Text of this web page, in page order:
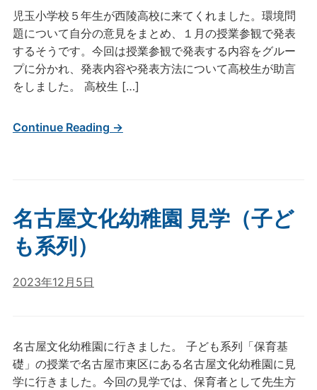
児玉小学校５年生が西陵高校に来てくれました。環境問
題について自分の意見をまとめ、１月の授業参観で発表
するそうです。今回は授業参観で発表する内容をグルー
プに分かれ、発表内容や発表方法について高校生が助言
をしました。 高校生 […]
Continue Reading →
名古屋文化幼稚園 見学（子ど
も系列）
2023年12月5日
名古屋文化幼稚園に行きました。 子ども系列「保育基
礎」の授業で名古屋市東区にある名古屋文化幼稚園に見
学に行きました。今回の見学では、保育者として先生方